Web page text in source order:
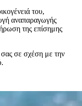
του,
αναπαραγωγής
της επίσημης
σε σχέση με την